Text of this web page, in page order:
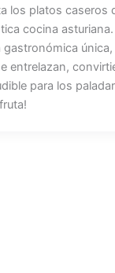
los platos caseros
cocina
gastronómica
entrelazan,
para los